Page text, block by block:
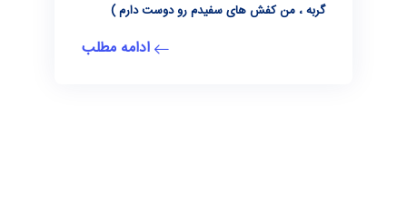
گربه ، من کفش های سفیدم رو دوست دارم )
ادامه مطلب